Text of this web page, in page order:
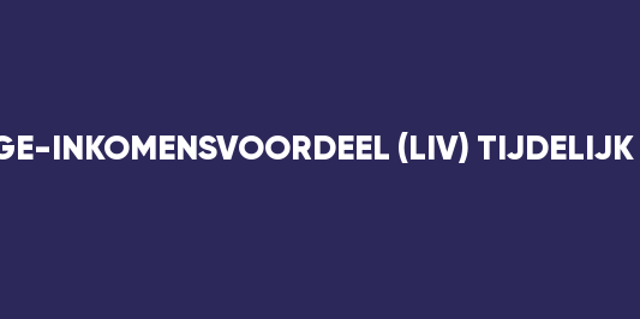
INKOMENSVOORDEEL (LIV)